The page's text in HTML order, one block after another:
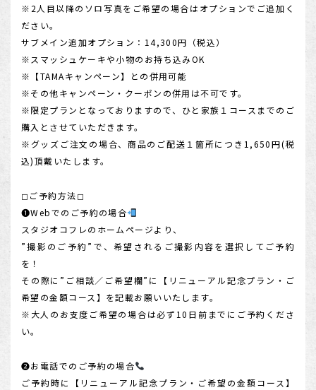
※2人目以降のソロ写真をご希望の場合はオプションでご追加く
ださい。
サブメイン追加オプション：14,300円（税込）
※スマッシュケーキや小物のお持ち込みOK
※【TAMAキャンペーン】との併用可能
※その他キャンペーン・クーポンの併用は不可です。
※限定プランとなっておりますので、ひと家族１コースまでのご
購入とさせていただきます。
※グッズご注文の場合、商品のご配送１箇所につき1,650円(税
込)頂戴いたします。
◻︎ご予約方法◻︎
❶Webでのご予約の場合
スタジオコフレのホームページより、
”撮影のご予約”で、希望されるご撮影内容を選択してご予約
を！
その際に”ご相談／ご希望欄”に【リニューアル記念プラン・ご
希望の金額コース】を記載お願いいたします。
※大人のお支度ご希望の場合は必ず10日前までにご予約くださ
い。
❷お電話でのご予約の場合
ご予約時に【リニューアル記念プラン・ご希望の金額コース】